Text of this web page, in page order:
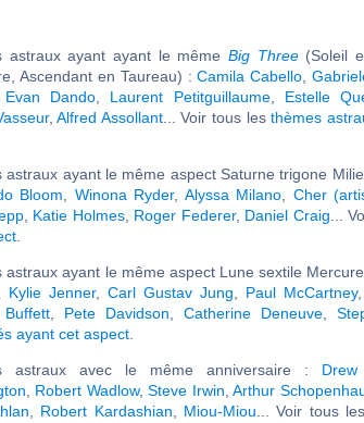
astraux ayant ayant le même Big Three(Soleil
Ascendant en Taureau) :Camila Cabello ,
Evan Dando Laurent Petitguillaume, Estelle
,Alfred Assollant... Voir tous lesthèmes
astraux ayant le même aspect Saturne trigone
Bloom Winona Ryder, Alyssa Milano Cher
, Katie Holmes, Roger Federer, Daniel Craig ...
astraux ayant le même aspect Lune sextile
Kylie Jenner, Carl Gustav Jung Paul McCartney,
Pete Davidson Catherine Deneuve
ayant cet aspect
astraux avec le même anniversaire :
Robert Wadlow,Steve Irwin ,Arthur
Robert Kardashian Miou-Miou ... Voir tous